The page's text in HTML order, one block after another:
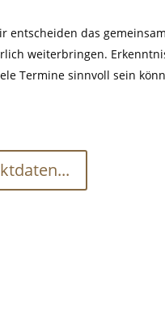
entscheiden das
weiterbringen.
Termine sinnvoll sein